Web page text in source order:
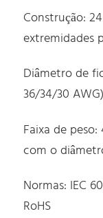
Construção:
extremidades
Diâmetro de
36/34/30 AWG)
Faixa de
com o
Normas: IEC
RoHS